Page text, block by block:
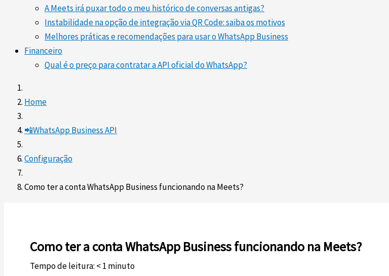
A Meets irá puxar todo o meu histórico de conversas antigas?
Instabilidade na opção de integração via QR Code: saiba os motivos
Melhores práticas e recomendações para usar o WhatsApp Business
Financeiro
Qual é o preço para contratar a API oficial do WhatsApp?
Home
📲WhatsApp Business API
Configuração
Como ter a conta WhatsApp Business funcionando na Meets?
Como ter a conta WhatsApp Business funcionando na Meets?
Tempo de leitura: < 1 minuto